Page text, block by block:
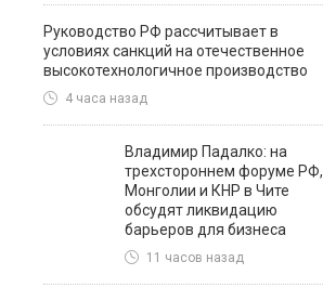
Руководство РФ рассчитывает в
условиях санкций на отечественное
высокотехнологичное производство
4 часа назад
Владимир Падалко: на
трехстороннем форуме РФ,
Монголии и КНР в Чите
обсудят ликвидацию
барьеров для бизнеса
11 часов назад